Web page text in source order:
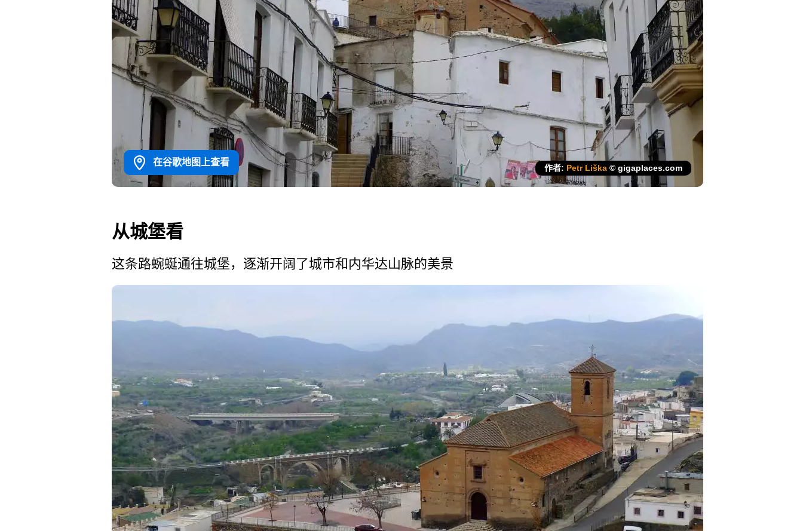
在谷歌地图上查看
作者: Petr Liška © gigaplaces.com
从城堡看
这条路蜿蜒通往城堡，逐渐开­阔了城市和内华达山脉的美景